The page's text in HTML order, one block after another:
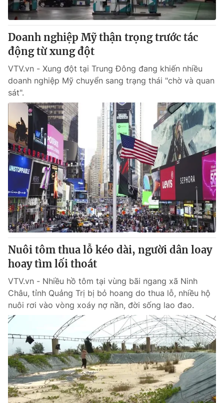
Doanh nghiệp Mỹ thận trọng trước tác
động từ xung đột
VTV.vn - Xung đột tại Trung Đông đang khiến nhiều
doanh nghiệp Mỹ chuyển sang trạng thái "chờ và quan
sát".
Nuôi tôm thua lỗ kéo dài, người dân loay
hoay tìm lối thoát
VTV.vn - Nhiều hồ tôm tại vùng bãi ngang xã Ninh
Châu, tỉnh Quảng Trị bị bỏ hoang do thua lỗ, nhiều hộ
nuôi rơi vào vòng xoáy nợ nần, đời sống lao đao.